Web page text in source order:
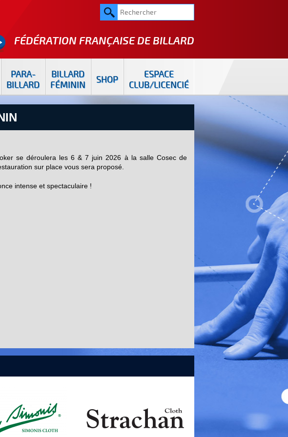
FÉDÉRATION FRANÇAISE DEBILLARD
PARA-
BILLARD
BILLARD
FÉMININ
SHOP
ESPACE
CLUB/LICENCIÉ
se déroulera les 6 & 7 juin 2026 à la salle Cosec de
sur place vous sera proposé.
intense et spectaculaire !